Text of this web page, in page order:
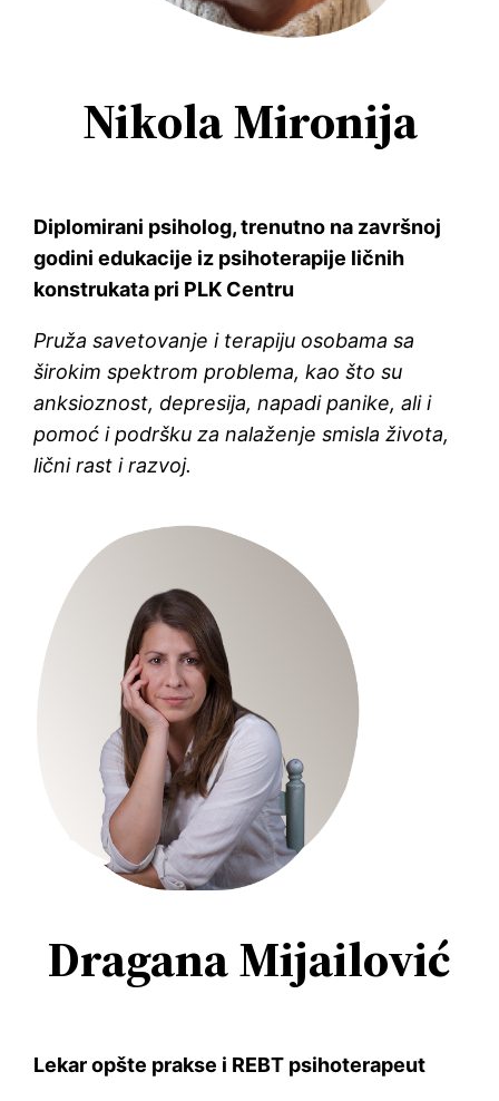
Nikola Mironija
Diplomirani psiholog, trenutno na završnoj
godini edukacije iz psihoterapije ličnih
konstrukata pri PLK Centru
Pruža savetovanje i terapiju osobama sa
širokim spektrom problema, kao što su
anksioznost, depresija, napadi panike, ali i
pomoć i podršku za nalaženje smisla života,
lični rast i razvoj.
Dragana Mijailović
Lekar opšte prakse i REBT psihoterapeut